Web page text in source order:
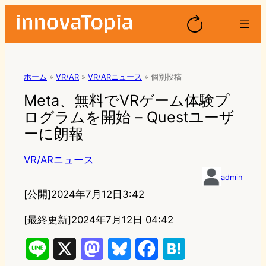
ホーム » VR/AR » VR/ARニュース » 個別投稿
Meta、無料でVRゲーム体験プ
ログラムを開始 – Questユーザ
ーに朗報
VR/ARニュース
admin
[公開]2024年7月12日3:42
[最終更新]2024年7月12日 04:42